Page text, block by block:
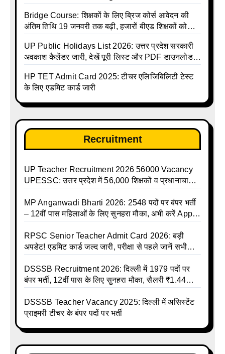
Bridge Course: शिक्षकों के लिए ब्रिज कोर्स आवेदन की
अंतिम तिथि 19 जनवरी तक बढ़ी, हजारों बीएड शिक्षकों को
UP Public Holidays List 2026: उत्तर प्रदेश सरकारी
अवकाश कैलेंडर जारी, देखें पूरी लिस्ट और PDF डाउनलोड
talika | Sarkari Avkash Talika | Up Holidays List |
Holidays Calendar
HP TET Admit Card 2025: टीचर एलिजिबिलिटी टेस्ट
के लिए एडमिट कार्ड जारी
Recruitment
UP Teacher Recruitment 2026 56000 Vacancy
UPESSC: उत्तर प्रदेश में 56,000 शिक्षकों व प्रधानाचार्यों
MP Anganwadi Bharti 2026: 2548 पदों पर बंपर भर्ती
– 12वीं पास महिलाओं के लिए सुनहरा मौका, अभी करें Apply
RPSC Senior Teacher Admit Card 2026: बड़ी
अपडेट! एडमिट कार्ड जल्द जारी, परीक्षा से पहले जानें सभी
DSSSB Recruitment 2026: दिल्ली में 1979 पदों पर
बंपर भर्ती, 12वीं पास के लिए सुनहरा मौका, सैलरी ₹1.44
DSSSB Teacher Vacancy 2025: दिल्ली में असिस्टेंट
प्राइमरी टीचर के बंपर पदों पर भर्ती